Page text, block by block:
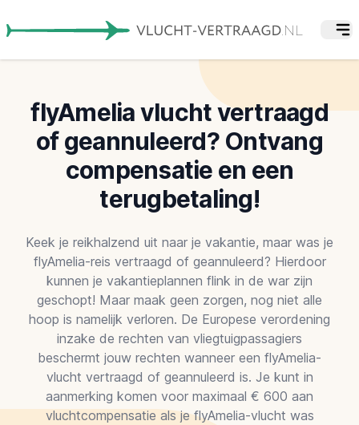
flyAmelia vlucht vertraagd
of geannuleerd? Ontvang
compensatie en een
terugbetaling!
Keek je reikhalzend uit naar je vakantie, maar was je
flyAmelia-reis vertraagd of geannuleerd? Hierdoor
kunnen je vakantieplannen flink in de war zijn
geschopt! Maar maak geen zorgen, nog niet alle
hoop is namelijk verloren. De Europese verordening
inzake de rechten van vliegtuigpassagiers
beschermt jouw rechten wanneer een flyAmelia-
vlucht vertraagd of geannuleerd is. Je kunt in
aanmerking komen voor maximaal € 600 aan
vluchtcompensatie als je flyAmelia-vlucht was